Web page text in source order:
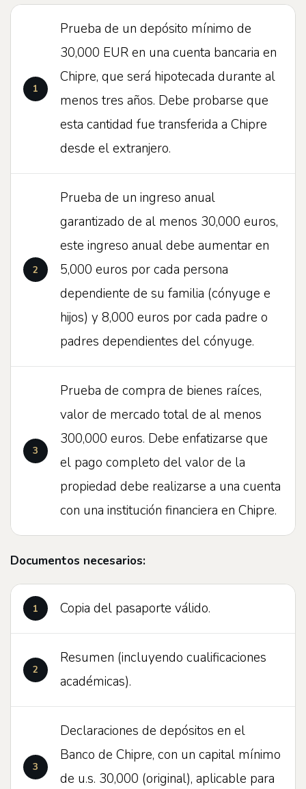
Prueba de un depósito mínimo de
30,000 EUR en una cuenta bancaria en
Chipre, que será hipotecada durante al
menos tres años. Debe probarse que
esta cantidad fue transferida a Chipre
desde el extranjero.
Prueba de un ingreso anual
garantizado de al menos 30,000 euros,
este ingreso anual debe aumentar en
5,000 euros por cada persona
dependiente de su familia (cónyuge e
hijos) y 8,000 euros por cada padre o
padres dependientes del cónyuge.
Prueba de compra de bienes raíces,
valor de mercado total de al menos
300,000 euros. Debe enfatizarse que
el pago completo del valor de la
propiedad debe realizarse a una cuenta
con una institución financiera en Chipre.
Documentos necesarios:
Copia del pasaporte válido.
Resumen (incluyendo cualificaciones
académicas).
Declaraciones de depósitos en el
Banco de Chipre, con un capital mínimo
de u.s. 30,000 (original), aplicable para